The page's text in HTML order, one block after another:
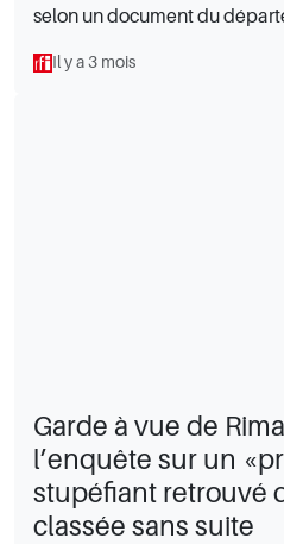
selon un document du
Il y a 3 mois
Garde à vue de
l’enquête sur un
stupéfiant retrouvé
classée sans suite